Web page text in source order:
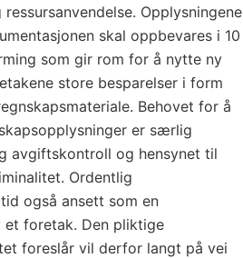
Opplysningene
skal oppbevares i 10
som gir rom for å nytte ny
store besparelser i form
Behovet for å
er særlig
avgiftskontroll og hensynet til
Ordentlig
også ansett som en
foretak. Den pliktige
foreslår vil derfor langt på vei